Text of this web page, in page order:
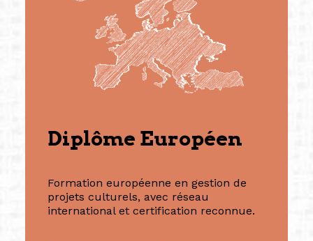
Diplôme Européen
Formation européenne en gestion de
projets culturels, avec réseau
international et certification reconnue.